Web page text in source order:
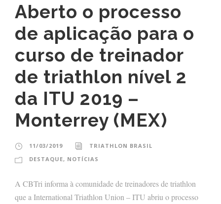
Aberto o processo
de aplicação para o
curso de treinador
de triathlon nível 2
da ITU 2019 –
Monterrey (MEX)
11/03/2019
TRIATHLON BRASIL
DESTAQUE, NOTÍCIAS
A CBTri informa à comunidade de treinadores de triathlon
que a International Triathlon Union – ITU abriu o processo